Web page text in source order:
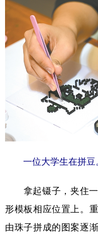
台湾 思客智库
科技 科创
文化 书画
访谈 视频
法律 中央文
人居
乡村振
公益 一带一
一位大学生在拼
拿起镊子，夹住一
形模板相应位置上。
由珠子拼成的图案逐